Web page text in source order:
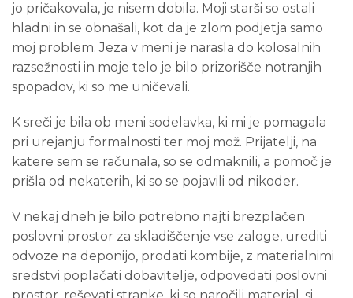
jo pričakovala, je nisem dobila. Moji starši so ostali
hladni in se obnašali, kot da je zlom podjetja samo
moj problem. Jeza v meni je narasla do kolosalnih
razsežnosti in moje telo je bilo prizorišče notranjih
spopadov, ki so me uničevali.
K sreči je bila ob meni sodelavka, ki mi je pomagala
pri urejanju formalnosti ter moj mož. Prijatelji, na
katere sem se računala, so se odmaknili, a pomoč je
prišla od nekaterih, ki so se pojavili od nikoder.
V nekaj dneh je bilo potrebno najti brezplačen
poslovni prostor za skladiščenje vse zaloge, urediti
odvoze na deponijo, prodati kombije, z materialnimi
sredstvi poplačati dobavitelje, odpovedati poslovni